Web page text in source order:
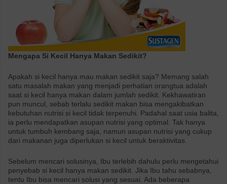
Mengapa Si Kecil Hanya Makan Sedikit?
Apakah si kecil hanya mau makan sedikit saja? Memang salah
satu masalah makan yang menjadi perhatian orangtua adalah
saat si kecil hanya makan dalam jumlah sedikit. Kekhawatiran
pun muncul, sebab terlalu sedikit makan bisa mengakibatkan
kebutuhan nutrisi si kecil tidak terpenuhi. Padahal saat usia balita,
ia perlu mendapatkan asupan nutrisi yang optimal. Tak hanya
untuk tumbuh kembang saja, namun asupan nutrisi yang cukup
dari makanan juga diperlukan si kecil untuk beraktivitas.
Sebelum mencari solusinya, Ibu terlebih dahulu perlu mengetahui
penyebab si kecil hanya makan sedikit. Jika Ibu tahu sebabnya,
tentu Ibu bisa mencari solusi yang sesuai. Ada beberapa